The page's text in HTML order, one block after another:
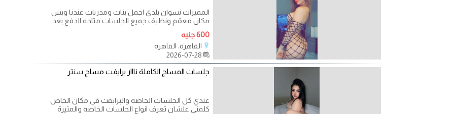
المميزات نسوان بلدي اجمل بنات ومدربات عندنا وبس
مكان معقم ونظيف جميع الجلسات متاحه الدفع بعد
600 جنيه
القاهرة، القاهره
جلسات المساج الكاملة نااار برايفت مساج سنتر
عندي كل الجلسات الخاصه والبرايفت في مكان الخاص
كلمني علشان تعرف انواع الجلسات الخاصه والمثيرة